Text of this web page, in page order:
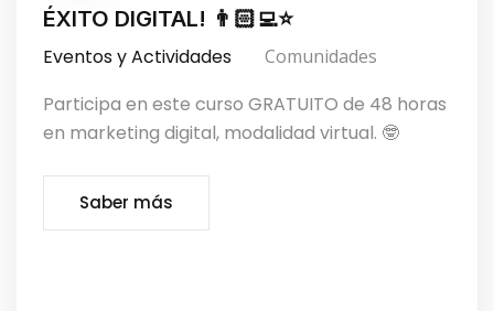
ÉXITO DIGITAL! 👨🏻‍💻⭐️
Eventos y Actividades Comunidades
Participa en este curso GRATUITO de 48 horas
en marketing digital, modalidad virtual. 🤓
Saber más